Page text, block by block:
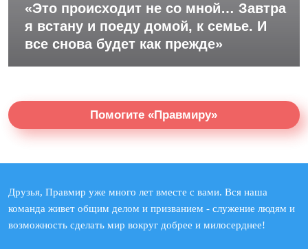
«Это происходит не со мной… Завтра
я встану и поеду домой, к семье. И
все снова будет как прежде»
Помогите «Правмиру»
Друзья, Правмир уже много лет вместе с вами. Вся наша
команда живет общим делом и призванием - служение людям и
возможность сделать мир вокруг добрее и милосерднее!